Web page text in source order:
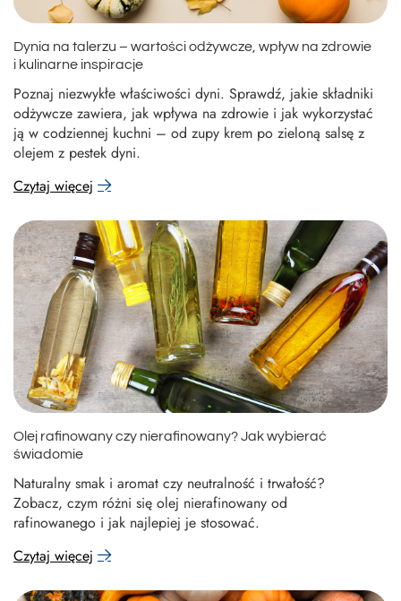
Dynia na talerzu – wartości odżywcze, wpływ na zdrowie
i kulinarne inspiracje
Poznaj niezwykłe właściwości dyni. Sprawdź, jakie składniki
odżywcze zawiera, jak wpływa na zdrowie i jak wykorzystać
ją w codziennej kuchni – od zupy krem po zieloną salsę z
olejem z pestek dyni.
Czytaj więcej
Olej rafinowany czy nierafinowany? Jak wybierać
świadomie
Naturalny smak i aromat czy neutralność i trwałość?
Zobacz, czym różni się olej nierafinowany od
rafinowanego i jak najlepiej je stosować.
Czytaj więcej